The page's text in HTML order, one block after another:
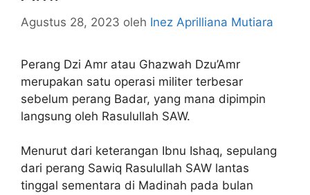
Agustus 28, 2023 oleh Inez Aprilliana Mutiara
Perang Dzi Amr atau Ghazwah Dzu’Amr
merupakan satu operasi militer terbesar
sebelum perang Badar, yang mana dipimpin
langsung oleh Rasulullah SAW.
Menurut dari keterangan Ibnu Ishaq, sepulang
dari perang Sawiq Rasulullah SAW lantas
tinggal sementara di Madinah pada bulan